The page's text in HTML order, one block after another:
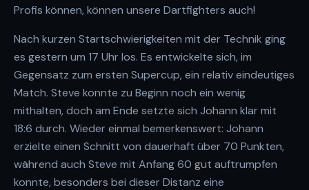
Profis können, können unsere Dartfighters auch!
Nach kurzen Startschwierigkeiten mit der Technik ging
es gestern um 17 Uhr los. Es entwickelte sich, im
Gegensatz zum ersten Supercup, ein relativ eindeutiges
Match. Steve konnte zu Beginn noch ein wenig
mithalten, doch am Ende setzte sich Johann klar mit
18:6 durch. Wieder einmal bemerkenswert: Johann
erzielte einen Schnitt von dauerhaft über 70 Punkten,
während auch Steve mit Anfang 60 gut auftrumpfen
konnte, besonders bei dieser Distanz eine